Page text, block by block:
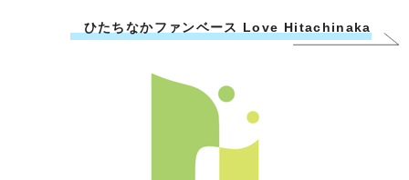
ひたちなかファンベース Love Hitachinaka